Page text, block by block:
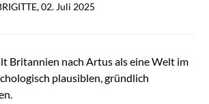
02. Juli 2025
Britannien nach Artus als eine Welt im
plausiblen, gründlich